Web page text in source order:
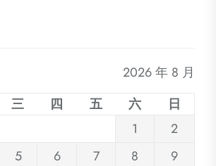
2026 年 8 月
三 四 五 六
日
1
2
5 6 7 8
9